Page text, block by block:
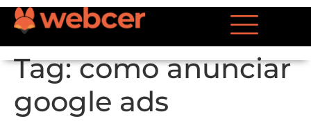
Tag:como anunciar
google ads